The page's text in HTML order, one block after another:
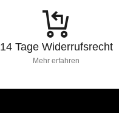
14 Tage Widerrufsrecht
Mehr erfahren